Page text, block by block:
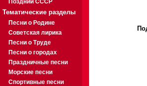
Поздний СССР
Тематические разделы
Песни о Родине
Советская лирика
Песни о Труде
Песни о городах
Праздничные песни
Морские песни
Спортивные песни